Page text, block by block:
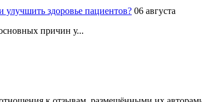
здоровье пациентов? 06 августа
причин у...